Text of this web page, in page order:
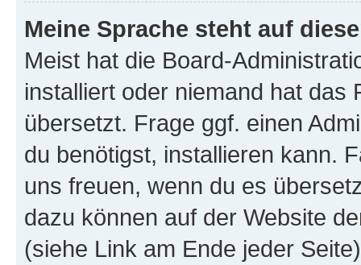
Meine Sprache steht auf
Meist hat die Board-
installiert oder niemand hat das
übersetzt. Frage ggf. einen
du benötigst, installieren kann.
uns freuen, wenn du es
dazu können auf der Website
(siehe Link am Ende jeder